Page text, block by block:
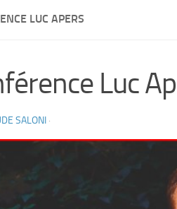
LUC APERS
Luc
SALONI ·